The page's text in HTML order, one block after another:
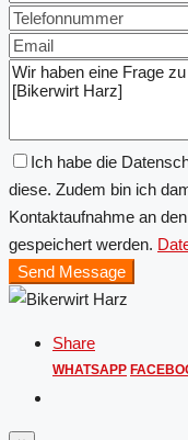
Ich habe die
diese. Zudem bin ich
Kontaktaufnahme an
gespeichert werden.
Send Message
Share
WHATSAPP